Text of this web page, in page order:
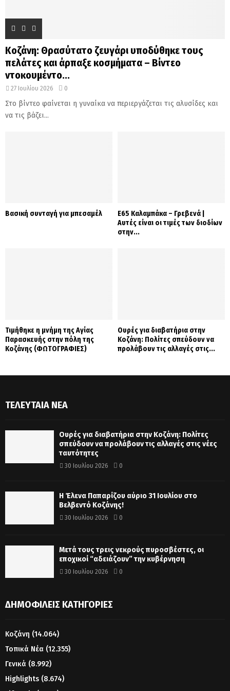
Κοζάνη: Θρασύτατο ζευγάρι υποδύθηκε τους
πελάτες και άρπαξε κοσμήματα – Βίντεο
ντοκουμέντο...
27 Ιουλίου 2026 0
Στο βίντεο φαίνεται η γυναίκα να περιεργάζεται τις αλυσίδες και
να τις βάζει...
Βασική συνταγή για μπεσαμέλ
Ε65 Καλαμπάκα – Γρεβενά |
Αυτές είναι οι τιμές των διοδίων
στην...
Τιμήθηκε η μνήμη της Αγίας
Παρασκευής στην πόλη της
Κοζάνης (ΦΩΤΟΓΡΑΦΙΕΣ)
Ουρές για διαβατήρια στην
Κοζάνη: Πολίτες σπεύδουν να
προλάβουν τις αλλαγές στις...
ΤΕΛΕΥΤΑΊΑ ΝΈΑ
Ουρές για διαβατήρια στην Κοζάνη: Πολίτες
σπεύδουν να προλάβουν τις αλλαγές στις νέες
ταυτότητες
30 Ιουλίου 2026 0
Η Έλενα Παπαρίζου αύριο 31 Ιουλίου στο
Βελβεντό Κοζάνης!
30 Ιουλίου 2026 0
Μετά τους τρεις νεκρούς πυροσβέστες, οι
εποχικοί “αδειάζουν” την κυβέρνηση
30 Ιουλίου 2026 0
ΔΗΜΟΦΙΛΕΊΣ ΚΑΤΗΓΟΡΊΕΣ
Κοζάνη (14.064)
Τοπικά Νέα (12.355)
Γενικά (8.992)
Highlights (8.674)